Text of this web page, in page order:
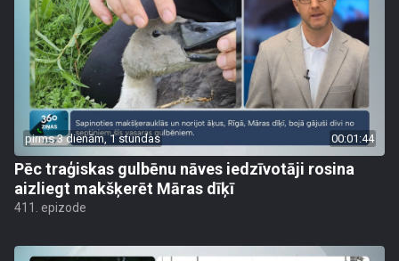
pirms 3 dienām, 1 stundas 00:01:44
Pēc traģiskas gulbēnu nāves iedzīvotāji rosina
aizliegt makšķerēt Māras dīķī
411. epizode